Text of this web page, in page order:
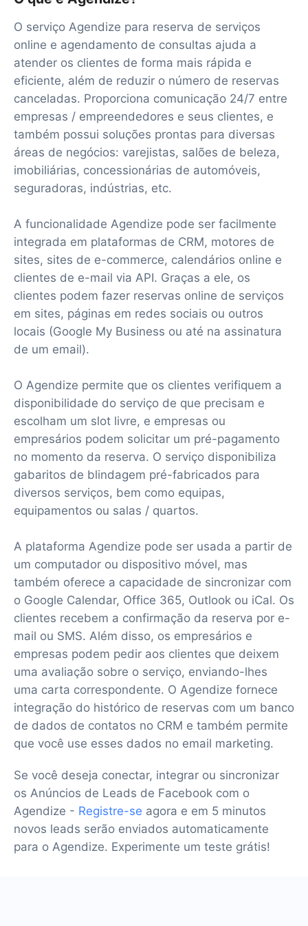
O serviço Agendize para reserva de serviços
online e agendamento de consultas ajuda a
atender os clientes de forma mais rápida e
eficiente, além de reduzir o número de reservas
canceladas. Proporciona comunicação 24/7 entre
empresas / empreendedores e seus clientes, e
também possui soluções prontas para diversas
áreas de negócios: varejistas, salões de beleza,
imobiliárias, concessionárias de automóveis,
seguradoras, indústrias, etc.
A funcionalidade Agendize pode ser facilmente
integrada em plataformas de CRM, motores de
sites, sites de e-commerce, calendários online e
clientes de e-mail via API. Graças a ele, os
clientes podem fazer reservas online de serviços
em sites, páginas em redes sociais ou outros
locais (Google My Business ou até na assinatura
de um email).
O Agendize permite que os clientes verifiquem a
disponibilidade do serviço de que precisam e
escolham um slot livre, e empresas ou
empresários podem solicitar um pré-pagamento
no momento da reserva. O serviço disponibiliza
gabaritos de blindagem pré-fabricados para
diversos serviços, bem como equipas,
equipamentos ou salas / quartos.
A plataforma Agendize pode ser usada a partir de
um computador ou dispositivo móvel, mas
também oferece a capacidade de sincronizar com
o Google Calendar, Office 365, Outlook ou iCal. Os
clientes recebem a confirmação da reserva por e-
mail ou SMS. Além disso, os empresários e
empresas podem pedir aos clientes que deixem
uma avaliação sobre o serviço, enviando-lhes
uma carta correspondente. O Agendize fornece
integração do histórico de reservas com um banco
de dados de contatos no CRM e também permite
que você use esses dados no email marketing.
Se você deseja conectar, integrar ou sincronizar
os Anúncios de Leads de Facebook com o
Agendize - Registre-se agora e em 5 minutos
novos leads serão enviados automaticamente
para o Agendize. Experimente um teste grátis!